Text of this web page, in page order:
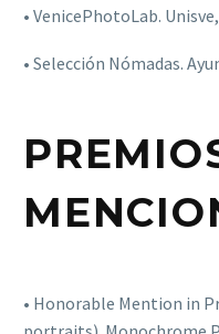
• VenicePhotoLab.
• Selección Nómadas.
• Honorable Mention in